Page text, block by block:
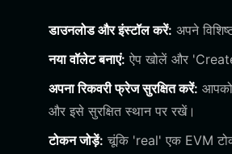
डाउनलोड और इंस्टॉल करें: अपने
नया वॉलेट बनाएं: ऐप खोलें और
अपना रिकवरी फ्रेज सुरक्षित करें:
और इसे सुरक्षित स्थान पर रखें।
टोकन जोड़ें: चूंकि 'real' एक EVM